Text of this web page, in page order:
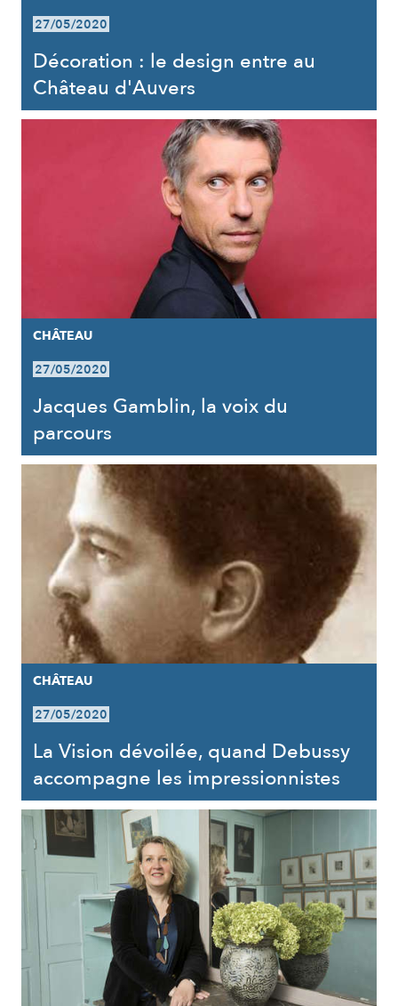
27/05/2020
Décoration : le design entre au
Château d'Auvers
CHÂTEAU
27/05/2020
Jacques Gamblin, la voix du
parcours
CHÂTEAU
27/05/2020
La Vision dévoilée, quand Debussy
accompagne les impressionnistes